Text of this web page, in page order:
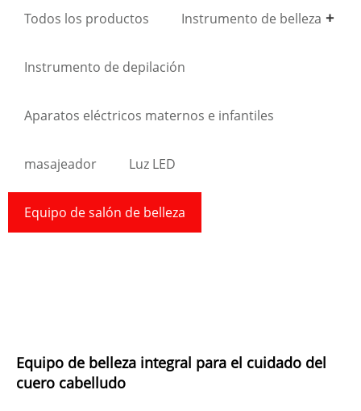
Todos los productos Instrumento de belleza
Instrumento de depilación
Aparatos eléctricos maternos e infantiles
masajeador Luz LED
Equipo de salón de belleza
Equipo de belleza integral para el cuidado del
cuero cabelludo